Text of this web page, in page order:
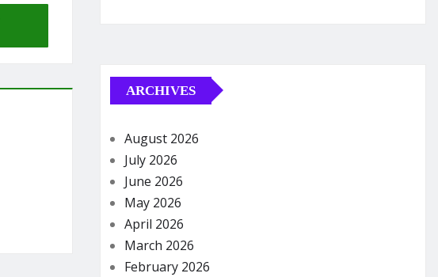
ARCHIVES
August 2026
July 2026
June 2026
May 2026
April 2026
March 2026
February 2026